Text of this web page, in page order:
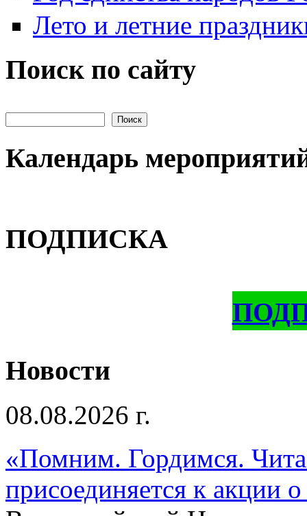
Лето и летние
Поиск по сайту
Календарь
ПОДПИСКА
Новости
08.08.2026 г.
«Помним. Гордимся.
присоединяется к акции